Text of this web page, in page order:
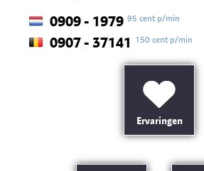
0909 - 1979 95 cent p/min
0907 - 37141 150 cent p/min
Ervaringen